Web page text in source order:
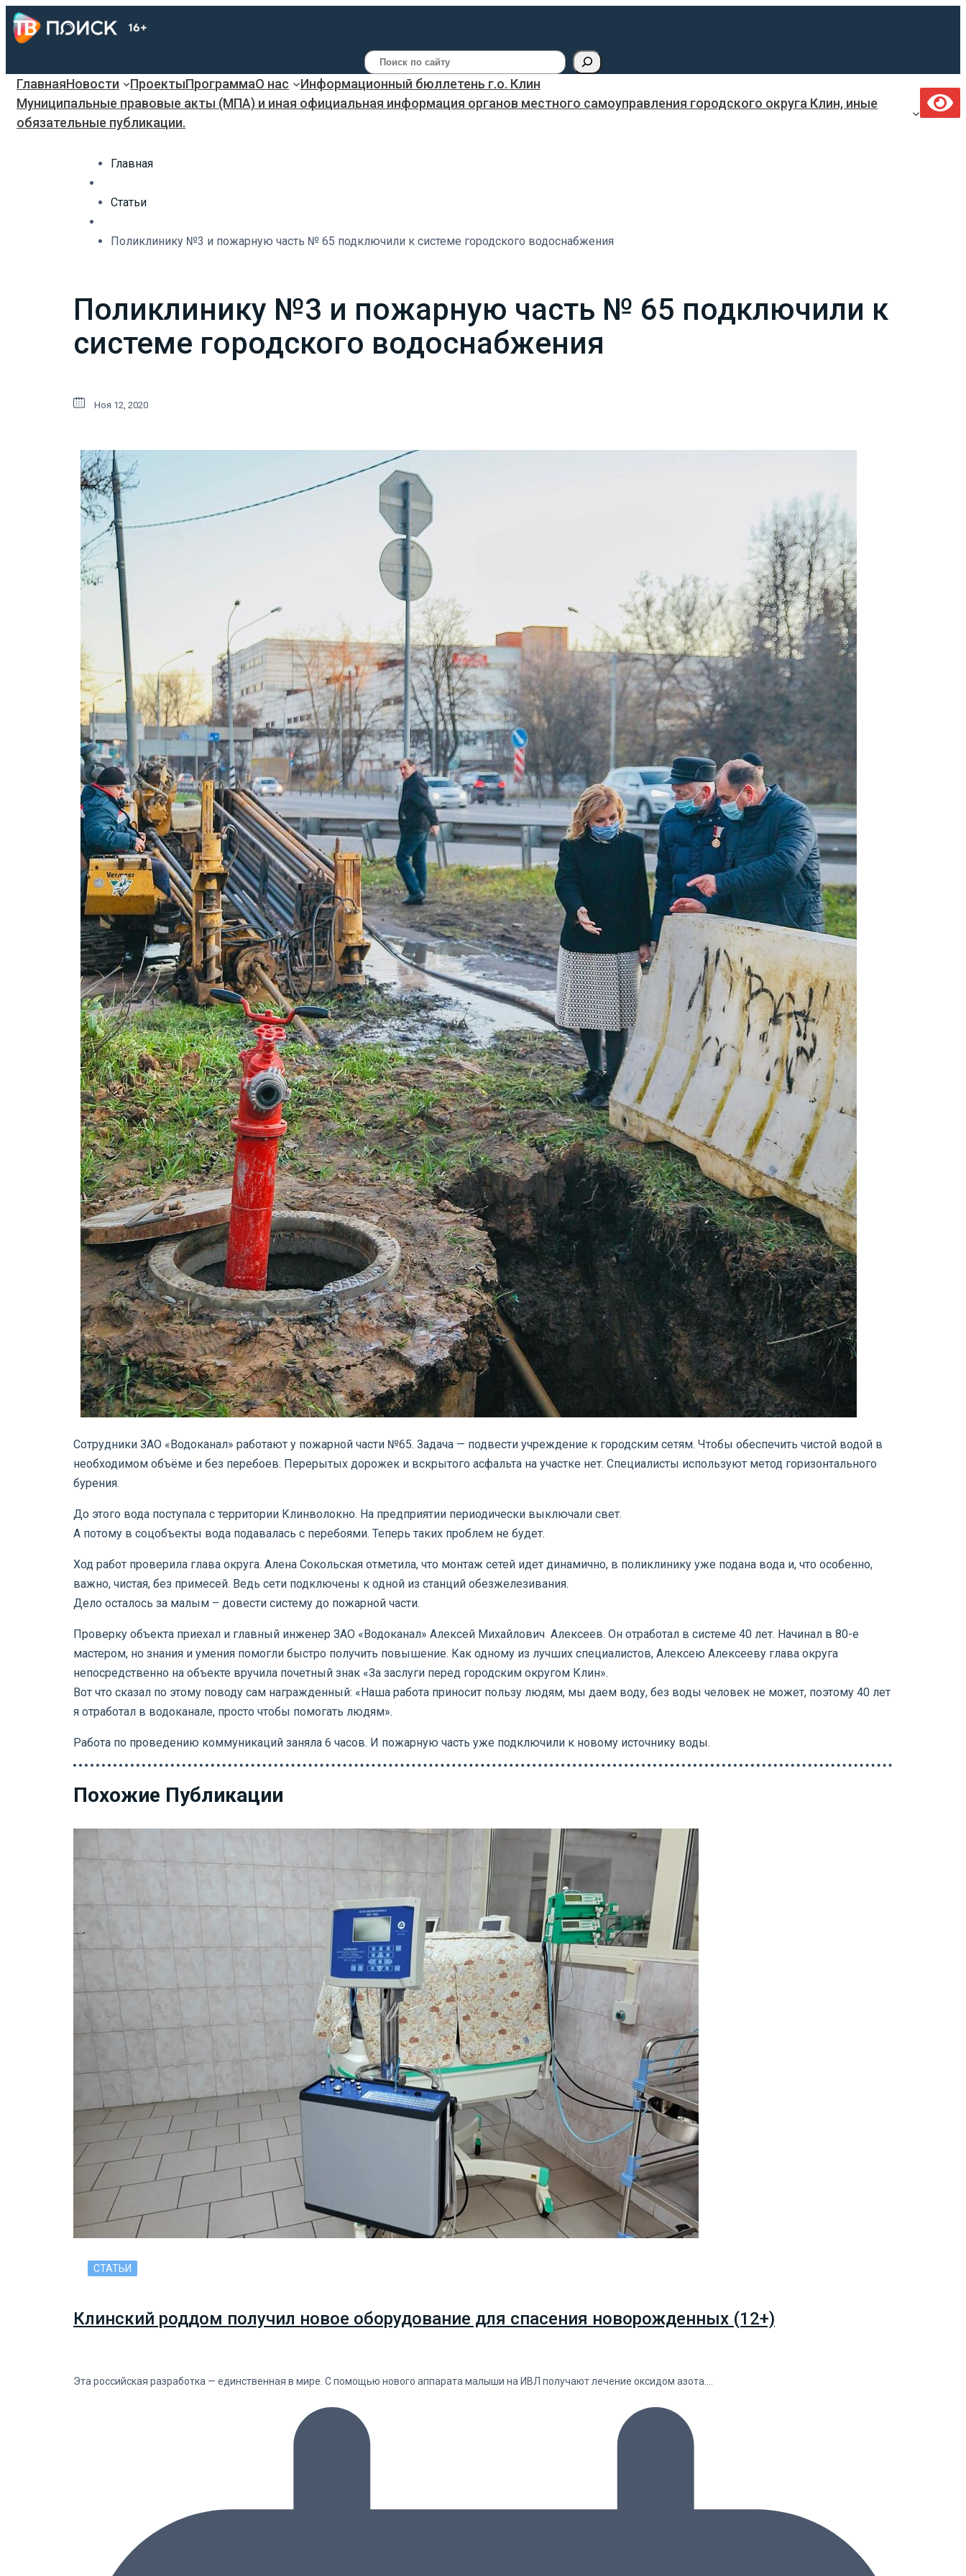
Поиск
ГлавнаяНовости ПроектыПрограммаО нас
Информационный бюллетень г.о. Клин
Муниципальные правовые акты (МПА) и иная официальная информация органов местного самоуправления городского округа Клин, иные
обязательные публикации.
Главная
Статьи
Поликлинику №3 и пожарную часть № 65 подключили к системе городского водоснабжения
Поликлинику №3 и пожарную часть № 65 подключили к
системе городского водоснабжения
Ноя 12, 2020
Сотрудники ЗАО «Водоканал» работают у пожарной части №65. Задача — подвести учреждение к городским сетям. Чтобы обеспечить чистой водой в
необходимом объёме и без перебоев. Перерытых дорожек и вскрытого асфальта на участке нет. Специалисты используют метод горизонтального
бурения.
До этого вода поступала с территории Клинволокно. На предприятии периодически выключали свет.
А потому в соцобъекты вода подавалась с перебоями. Теперь таких проблем не будет.
Ход работ проверила глава округа. Алена Сокольская отметила, что монтаж сетей идет динамично, в поликлинику уже подана вода и, что особенно,
важно, чистая, без примесей. Ведь сети подключены к одной из станций обезжелезивания.
Дело осталось за малым – довести систему до пожарной части.
Проверку объекта приехал и главный инженер ЗАО «Водоканал» Алексей Михайлович Алексеев. Он отработал в системе 40 лет. Начинал в 80-е
мастером, но знания и умения помогли быстро получить повышение. Как одному из лучших специалистов, Алексею Алексееву глава округа
непосредственно на объекте вручила почетный знак «За заслуги перед городским округом Клин».
Вот что сказал по этому поводу сам награжденный: «Наша работа приносит пользу людям, мы даем воду, без воды человек не может, поэтому 40 лет
я отработал в водоканале, просто чтобы помогать людям».
Работа по проведению коммуникаций заняла 6 часов. И пожарную часть уже подключили к новому источнику воды.
Похожие Публикации
СТАТЬИ
Клинский роддом получил новое оборудование для спасения новорожденных (12+)
Эта российская разработка — единственная в мире. С помощью нового аппарата малыши на ИВЛ получают лечение оксидом азота.…